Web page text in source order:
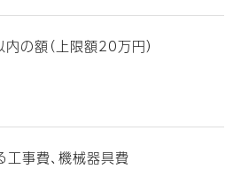
の額（上限額20万円）
工事費、機械器具費